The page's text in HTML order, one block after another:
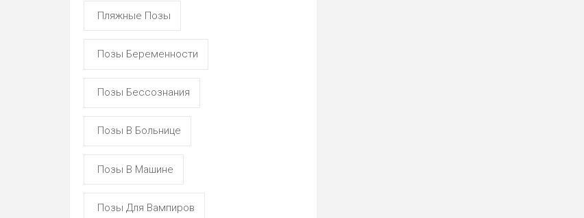
Пляжные Позы
Позы Беременности
Позы Бессознания
Позы В Больнице
Позы В Машине
Позы Для Вампиров